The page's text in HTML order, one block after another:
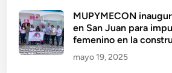
MUPYMECON
en San Juan para
femenino en la
mayo 19, 2025